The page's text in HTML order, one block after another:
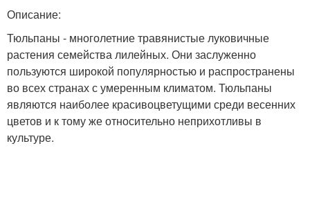
Описание:
Тюльпаны - многолетние травянистые луковичные
растения семейства лилейных. Они заслуженно
пользуются широкой популярностью и распространены
во всех странах с умеренным климатом. Тюльпаны
являются наиболее красивоцветущими среди весенних
цветов и к тому же относительно неприхотливы в
культуре.